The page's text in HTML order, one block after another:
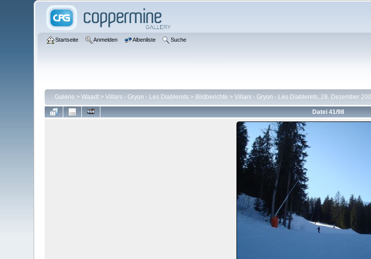
Startseite Anmelden Albenliste Suche
Galerie > Waadt> Villars - Gryon - Les Diablerets> Bildberichte > Villars - Gryon - Les Diablerets, 28. Dezember
Datei 41/98